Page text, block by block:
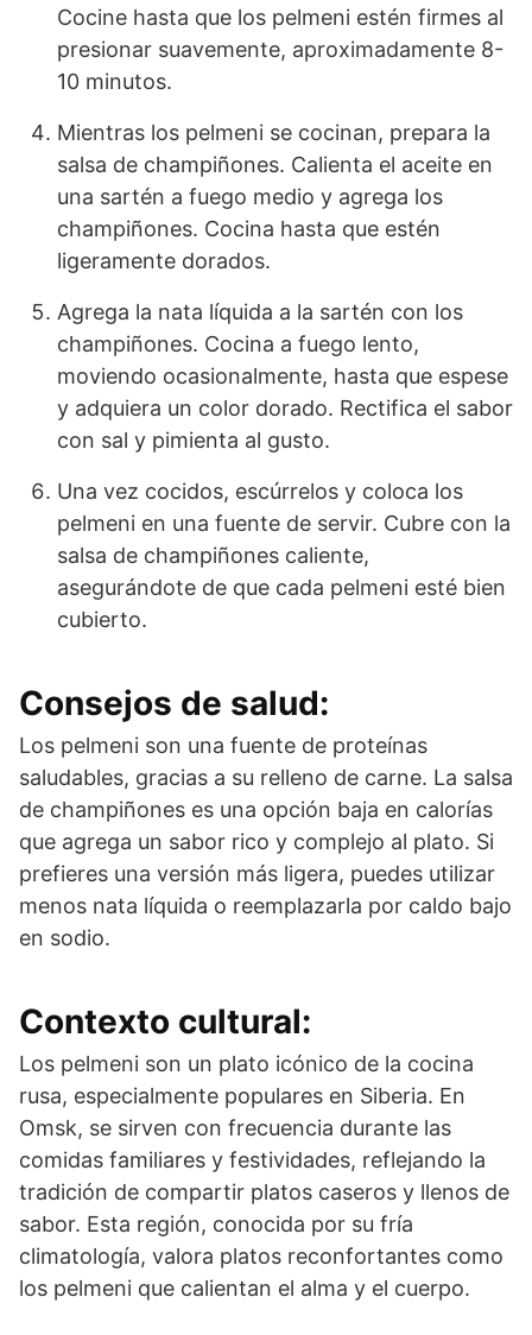
Cocine hasta que los pelmeni estén firmes al
presionar suavemente, aproximadamente 8-
10 minutos.
Mientras los pelmeni se cocinan, prepara la
salsa de champiñones. Calienta el aceite en
una sartén a fuego medio y agrega los
champiñones. Cocina hasta que estén
ligeramente dorados.
Agrega la nata líquida a la sartén con los
champiñones. Cocina a fuego lento,
moviendo ocasionalmente, hasta que espese
y adquiera un color dorado. Rectifica el sabor
con sal y pimienta al gusto.
Una vez cocidos, escúrrelos y coloca los
pelmeni en una fuente de servir. Cubre con la
salsa de champiñones caliente,
asegurándote de que cada pelmeni esté bien
cubierto.
Consejos de salud:
Los pelmeni son una fuente de proteínas
saludables, gracias a su relleno de carne. La salsa
de champiñones es una opción baja en calorías
que agrega un sabor rico y complejo al plato. Si
prefieres una versión más ligera, puedes utilizar
menos nata líquida o reemplazarla por caldo bajo
en sodio.
Contexto cultural:
Los pelmeni son un plato icónico de la cocina
rusa, especialmente populares en Siberia. En
Omsk, se sirven con frecuencia durante las
comidas familiares y festividades, reflejando la
tradición de compartir platos caseros y llenos de
sabor. Esta región, conocida por su fría
climatología, valora platos reconfortantes como
los pelmeni que calientan el alma y el cuerpo.